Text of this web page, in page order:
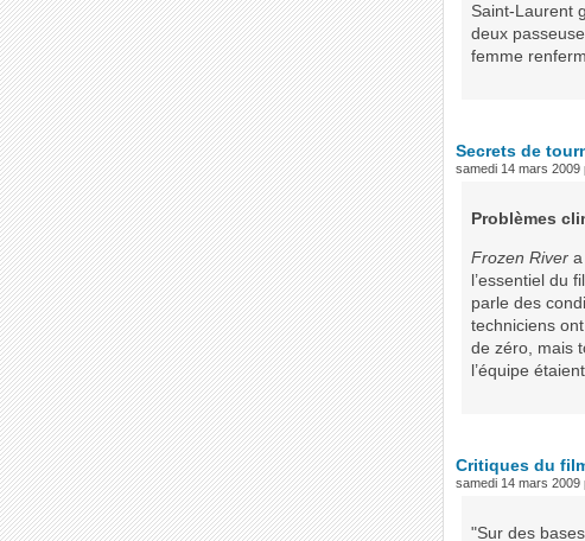
Saint-Laurent
deux
femme
Secrets de
samedi 14 mars 2009
Problèmes
Frozen Rivera
l’essentiel du
parle des
techniciens
de zéro, mais
l’équipe
Critiques du
samedi 14 mars 2009
"Sur des